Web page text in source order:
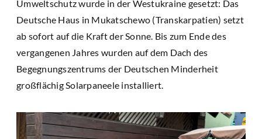
Umweltschutz wurde in der Westukraine gesetzt: Das
Deutsche Haus in Mukatschewo (Transkarpatien) setzt
ab sofort auf die Kraft der Sonne. Bis zum Ende des
vergangenen Jahres wurden auf dem Dach des
Begegnungszentrums der Deutschen Minderheit
großflächig Solarpaneele installiert.